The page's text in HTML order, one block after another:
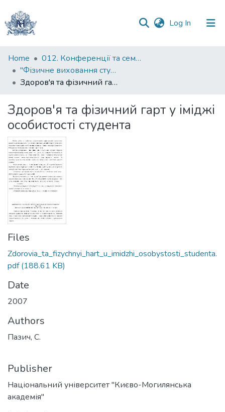
Log In (current)
Communities
&
Collections
Statistics
Home
012. Конференції та семінари НаУКМА
"Фізичне виховання студентів вищих навчальних закладів : здобутки, проблеми та шляхи їхнього вирішення у контексті вимог Болонської декларації" : Всеукраїнська науково-практична конференція
Здоров'я та фізичний гарт у іміджі особистості студента
Здоров'я та фізичний гарт у іміджі
особистості студента
Files
Zdorovia_ta_fizychnyi_hart_u_imidzhi_osobystosti_studenta.
pdf(188.61 KB)
Date
2007
Authors
Пазич, С.
Publisher
Національний університет "Києво-Могилянська
академія"